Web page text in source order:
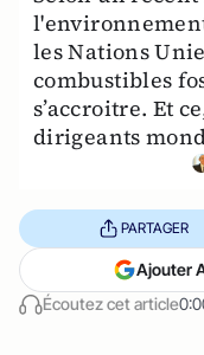
les Nations
combustibles
s’accroitre. Et
dirigeants
Écoutez cet article
PARTAGER
Ajouter